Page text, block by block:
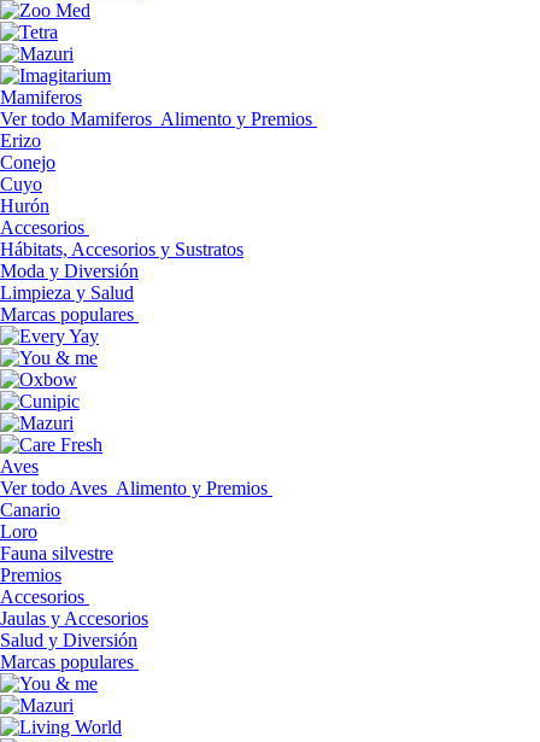
Mamiferos
Ver todo Mamiferos Alimento y Premios
Erizo
Conejo
Cuyo
Hurón
Accesorios
Hábitats, Accesorios y Sustratos
Moda y Diversión
Limpieza y Salud
Marcas populares
Aves
Ver todo Aves Alimento y Premios
Canario
Loro
Fauna silvestre
Premios
Accesorios
Jaulas y Accesorios
Salud y Diversión
Marcas populares